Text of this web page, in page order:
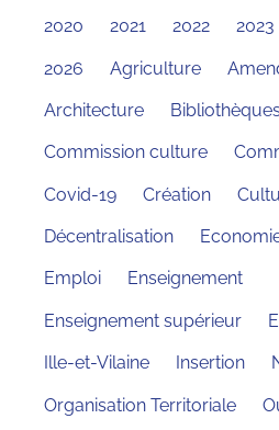
2020 2021 2022 2023
2026 Agriculture
Architecture Bibliothèques
Commission culture
Covid-19 Création
Décentralisation
Emploi Enseignement
Enseignement supérieur
Ille-et-Vilaine Insertion
Organisation Territoriale